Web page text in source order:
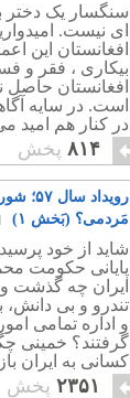
سنگسار یک دختر
ای نیست.
افغانستان این
بیکاری ، فقر و
افغانستان
است. در سایه
در کنار هم امید
را پیش روی
ببینیم. مشارکت
مملکت و بالا
کاهش خشونت و
کمک کند. آنچه در
افغانستان رشد
بیهوده است.
۸۱۴ پخش
رویداد
مَردمی؟ (بَخش ۱)
شاید از خود
پایانی حکومت
ایران چه گذشت
تندرو و بی
و اداره تمامی
گرفتند؟ خمینی
کسانی به ایران
تکیه زد؟
۲۳۵۱ پخش